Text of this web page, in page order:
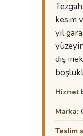
kesim
yıl
dış
Hizmet
Marka:
Teslim